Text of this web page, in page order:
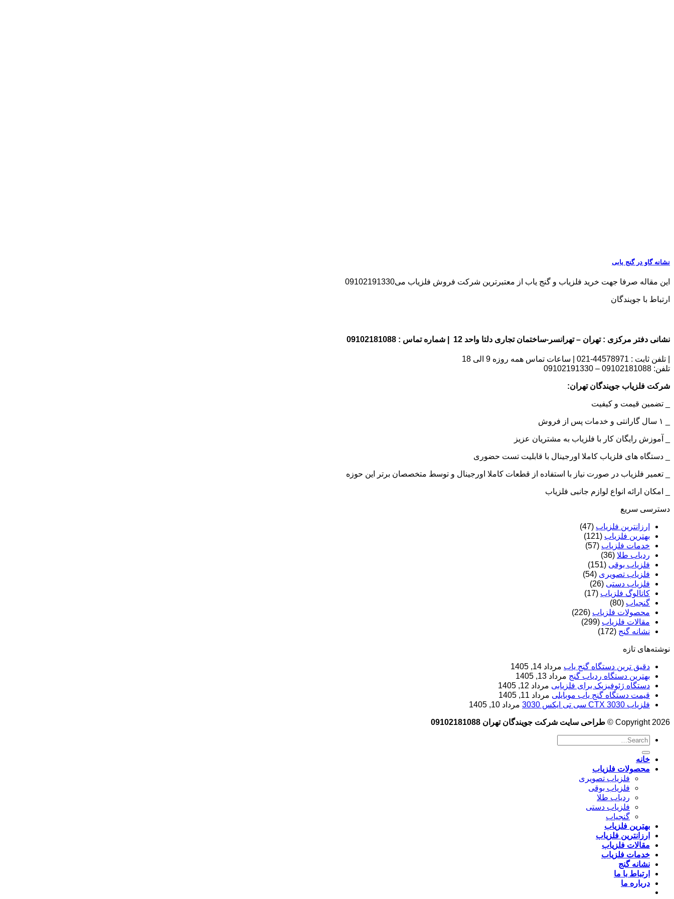
نشانه گاو در گنج یابی
این مقاله صرفا جهت خرید فلزیاب و گنج یاب از معتبرترین شرکت فروش فلزیاب می09102191330
ارتباط با جویندگان
نشانی دفتر مرکزی : تهران – تهرانسر-ساختمان تجاری دلتا واحد 12 | شماره تماس : 09102181088
| تلفن ثابت : 44578971-021 | ساعات تماس همه روزه 9 الی 18
تلفن: 09102181088 – 09102191330
شرکت فلزیاب جویندگان تهران:
_ تضمین قیمت و کیفیت
_ آموزش رایگان کار با فلزیاب به مشتریان عزیز
_ دستگاه های فلزیاب کاملا اورجینال با قابلیت تست حضوری
_ تعمیر فلزیاب در صورت نیاز با استفاده از قطعات کاملا اورجینال و توسط متخصصان برتر این حوزه
_ امکان ارائه انواع لوازم جانبی فلزیاب
دسترسی سریع
ارزانترین فلزیاب (47)
بهترین فلزیاب (121)
خدمات فلزیاب (57)
ردیاب طلا (36)
فلزیاب بوقی (151)
فلزیاب تصویری (54)
فلزیاب دستی (26)
کاتالوگ فلزیاب (17)
گنجیاب (80)
محصولات فلزیاب (226)
مقالات فلزیاب (299)
نشانه گنج (172)
نوشته‌های تازه
دقیق ترین دستگاه گنج یاب مرداد 14, 1405
بهترین دستگاه ردیاب گنج مرداد 13, 1405
دستگاه ژئوفیزیک برای فلزیابی مرداد 12, 1405
قیمت دستگاه گنج یاب موبایلی مرداد 11, 1405
فلزیاب CTX 3030 سی تی ایکس 3030
مرداد 10, 1405
Copyright 2026 © طراحی سایت شرکت جویندگان تهران 09102181088
خانه
محصولات فلزیاب
فلزیاب تصویری
فلزیاب بوقی
ردیاب طلا
فلزیاب دستی
گنجیاب
بهترین فلزیاب
ارزانترین فلزیاب
مقالات فلزیاب
خدمات فلزیاب
نشانه گنج
ارتباط با ما
درباره ما